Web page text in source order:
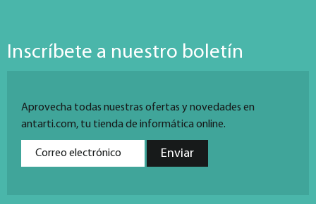
Inscríbete a nuestro boletín
Aprovecha todas nuestras ofertas y novedades en
antarti.com, tu tienda de informática online.